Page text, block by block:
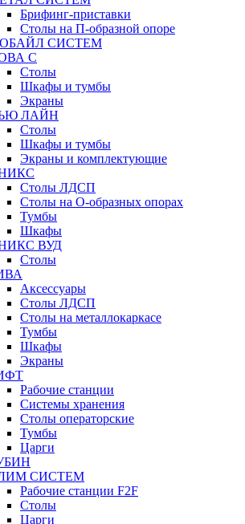
Брифинг-приставки
Столы на П-образной опоре
СИСТЕМ
С
Столы
Шкафы и тумбы
Экраны
ЛАЙН
Столы
Шкафы и тумбы
Экраны и комплектующие
Столы ЛДСП
Столы на О-образных опорах
Тумбы
Шкафы
ВУД
Столы
Аксессуары
Столы ЛДСП
Столы на металлокаркасе
Тумбы
Шкафы
Экраны
Рабочие станции
Системы хранения
Столы операторские
Тумбы
Царги
СИСТЕМ
Рабочие станции F2F
Столы
Царги